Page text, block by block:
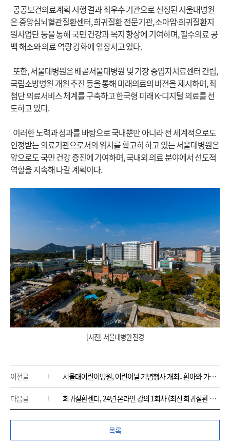
공공보건의료계획 시행 결과 최우수 기관으로 선정된 서울대병원
은 중앙심뇌혈관질환센터, 희귀질환 전문기관, 소아암·희귀질환지
원사업단 등을 통해 국민 건강과 복지 향상에 기여하며, 필수의료 공
백 해소와 의료 역량 강화에 앞장서고 있다.
또한, 서울대병원은 배곧서울대병원 및 기장 중입자치료센터 건립,
국립소방병원 개원 추진 등을 통해 미래의료의 비전을 제시하며, 최
첨단 의료서비스 체계를 구축하고 한국형 미래 K-디지털 의료를 선
도하고 있다.
이러한 노력과 성과를 바탕으로 국내뿐만 아니라 전 세계적으로도
인정받는 의료기관으로서의 위치를 확고히 하고 있는 서울대병원은
앞으로도 국민 건강 증진에 기여하며, 국내외 의료 분야에서 선도적
역할을 지속해 나갈 계획이다.
[사진] 서울대병원 전경
이전글 서울대어린이병원, 어린이날 기념행사 개최.. 환아와 가족에게 특별한 하루 선사
다음글 희귀질환센터, 24년 온라인 강의 1회차 (최신 희귀질환 치료 현황)개최 안내
목록